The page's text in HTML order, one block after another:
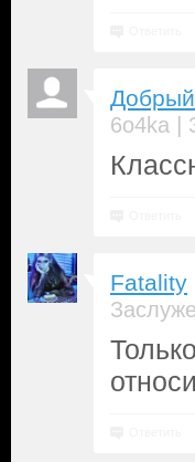
6o4ka |
Fatality